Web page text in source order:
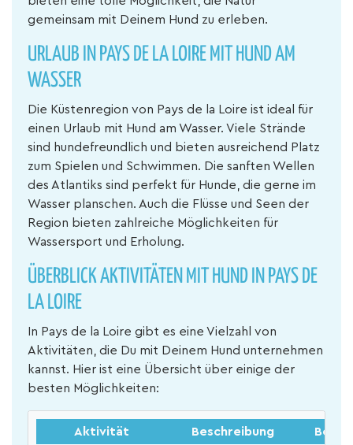
gemeinsam mit Deinem Hund zu erleben.
URLAUB IN PAYS DE LA LOIRE MIT HUND AM
WASSER
Die Küstenregion von Pays de la Loire ist ideal für
einen Urlaub mit Hund am Wasser. Viele Strände
sind hundefreundlich und bieten ausreichend Platz
zum Spielen und Schwimmen. Die sanften Wellen
des Atlantiks sind perfekt für Hunde, die gerne im
Wasser planschen. Auch die Flüsse und Seen der
Region bieten zahlreiche Möglichkeiten für
Wassersport und Erholung.
ÜBERBLICK AKTIVITÄTEN MIT HUND IN PAYS DE
LA LOIRE
In Pays de la Loire gibt es eine Vielzahl von
Aktivitäten, die Du mit Deinem Hund unternehmen
kannst. Hier ist eine Übersicht über einige der
besten Möglichkeiten:
Aktivität Beschreibung